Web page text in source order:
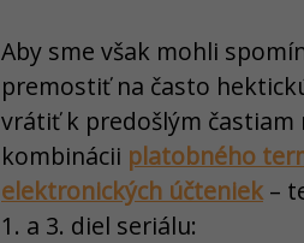
Aby sme však mohli
premostiť na často
vrátiť k predošlým častiam
kombinácii platobného
elektronických účteniek–
1. a 3. diel seriálu: